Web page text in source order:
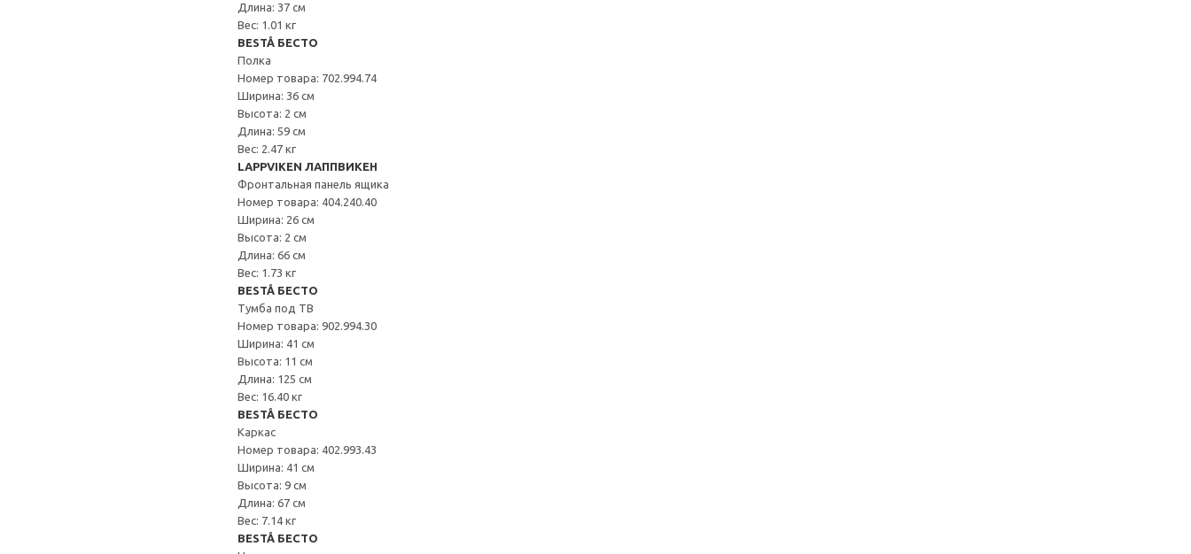
Длина: 37 см
Вес: 1.01 кг
BESTÅ БЕСТО
Полка
Номер товара: 702.994.74
Ширина: 36 см
Высота: 2 см
Длина: 59 см
Вес: 2.47 кг
LAPPVIKEN ЛАППВИКЕН
Фронтальная панель ящика
Номер товара: 404.240.40
Ширина: 26 см
Высота: 2 см
Длина: 66 см
Вес: 1.73 кг
BESTÅ БЕСТО
Тумба под ТВ
Номер товара: 902.994.30
Ширина: 41 см
Высота: 11 см
Длина: 125 см
Вес: 16.40 кг
BESTÅ БЕСТО
Каркас
Номер товара: 402.993.43
Ширина: 41 см
Высота: 9 см
Длина: 67 см
Вес: 7.14 кг
BESTÅ БЕСТО